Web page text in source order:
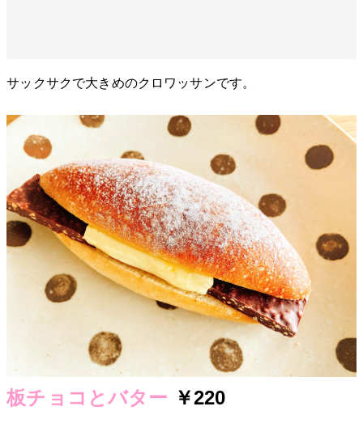
サックサクで大きめのクロワッサンです。
板チョコとバター ￥220